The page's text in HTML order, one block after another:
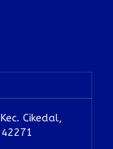
Cikedal,